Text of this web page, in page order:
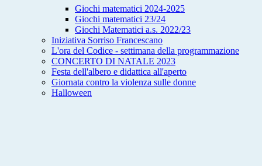
Giochi matematici 2024-2025
Giochi matematici 23/24
Giochi Matematici a.s. 2022/23
Iniziativa Sorriso Francescano
L'ora del Codice - settimana della programmazione
CONCERTO DI NATALE 2023
Festa dell'albero e didattica all'aperto
Giornata contro la violenza sulle donne
Halloween